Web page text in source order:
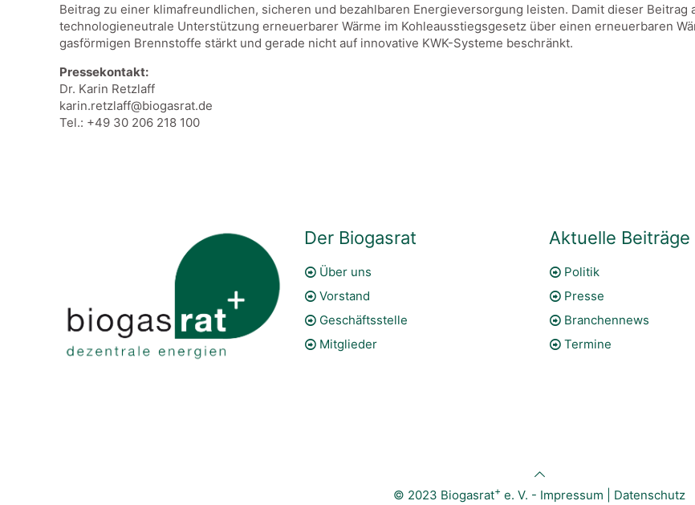
Beitrag zu einer klimafreundlichen, sicheren und bezahlbaren Energieversorgung leisten. Damit dieser
technologieneutrale Unterstützung erneuerbarer Wärme im Kohleausstiegsgesetz über einen erneuerbaren
gasförmigen Brennstoffe stärkt und gerade nicht auf innovative KWK-Systeme beschränkt.
Pressekontakt:
Dr. Karin Retzlaff
karin.retzlaff@biogasrat.de
Tel.: +49 30 206 218 100
Der Biogasrat
Über uns
Vorstand
Geschäftsstelle
Mitglieder
Aktuelle Beiträge
Politik
Presse
Branchennews
Termine
© 2023 Biogasrat+ e. V. - Impressum Datenschutz